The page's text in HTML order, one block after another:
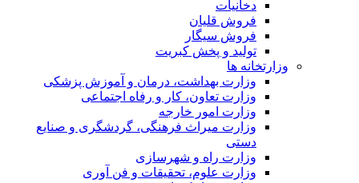
دخانیات
فروش قلیان
فروش سیگار
تولید و پخش کبریت
وزارتخانه ها
وزارت بهداشت، درمان و آموزش پزشکی
وزارت تعاون، کار و رفاه اجتماعی
وزارت امور خارجه
وزارت میراث فرهنگی، گردشگری و صنایع
دستی
وزارت راه و شهرسازی
وزارت علوم، تحقیقات و فن آوری